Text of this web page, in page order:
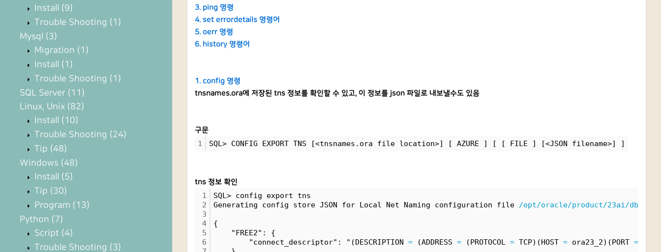
Install (9)
Trouble Shooting (1)
Mysql (3)
Migration (1)
Install (1)
Trouble Shooting (1)
SQL Server (11)
Linux, Unix (82)
Install (10)
Trouble Shooting (24)
Tip (48)
Windows (48)
Install (5)
Tip (30)
Program (13)
Python (7)
Script (4)
Trouble Shooting (3)
3. ping 명령
4. set errordetails 명령어
5. oerr 명령
6. history 명령어
1. config 명령
tnsnames.ora에 저장된 tns 정보를 확인할 수 있고, 이 정보를 json 파일로 내보낼수도 있음
구문
1 SQL> CONFIG EXPORT TNS [<tnsnames.ora file location>] [ AZURE ] [ [ FILE ] [<JSON filename>] ]
tns 정보 확인
1
2
3
4
5
6
SQL> config export tns
Generating config store JSON for Local Net Naming configuration file /opt/oracle/product/23ai/
{
"FREE2": {
"connect_descriptor": "(DESCRIPTION = (ADDRESS = (PROTOCOL = TCP)(HOST = ora23_2)(PORT =